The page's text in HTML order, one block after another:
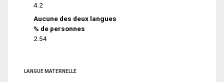
4.2
Aucune des deux langues
% de personnes
2.54
LANGUE MATERNELLE